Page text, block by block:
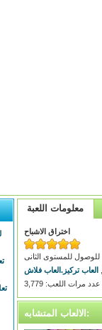
معلومات اللعبة
اختراق الاشباح
العاب تركيز.العاب فلاش
عدد مرات اللعب: 3,779
الالعاب المتشابه: